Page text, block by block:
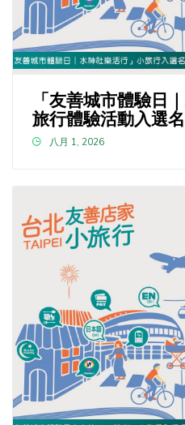
「友善城市體驗日
旅行體驗活動入選
八月 1, 2026